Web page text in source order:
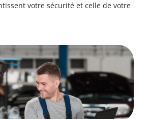
votre sécurité et celle de votre